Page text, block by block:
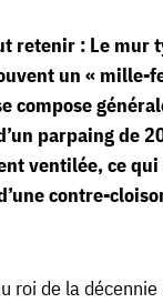
retenir : Le mur
un « mille-
compose
parpaing de
ventilée, ce
contre-
roi de la